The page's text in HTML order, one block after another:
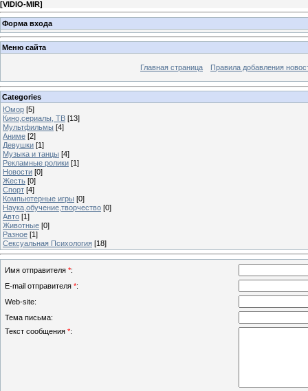
[VIDIO-MIR]
Форма входа
Меню сайта
Главная страница Правила добавления
Categories
Юмор [5]
Кино,сериалы, ТВ [13]
Мультфильмы [4]
Аниме [2]
Девушки [1]
Музыка и танцы [4]
Рекламные ролики [1]
Новости [0]
Жесть [0]
Спорт [4]
Компьютерные игры [0]
Наука,обучение,творчество [0]
Авто [1]
Животные [0]
Разное [1]
Сексуальная Психология [18]
Имя отправителя *:
E-mail отправителя *:
Web-site:
Тема письма:
Текст сообщения *: